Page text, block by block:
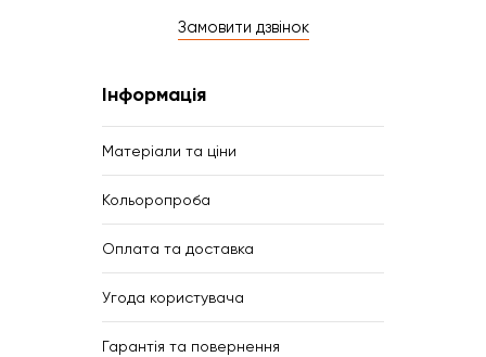
Замовити дзвінок
Інформація
Матеріали та ціни
Кольоропроба
Оплата та доставка
Угода користувача
Гарантія та повернення